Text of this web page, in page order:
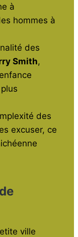
à
hommes à
des
Smith,
plus
des
excuser, ce
ville